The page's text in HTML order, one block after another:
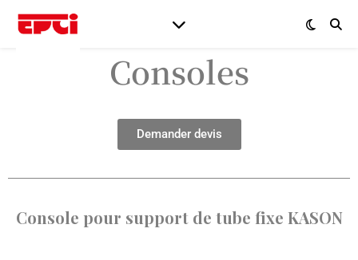
Consoles
Demander devis
Console pour support de tube fixe KASON